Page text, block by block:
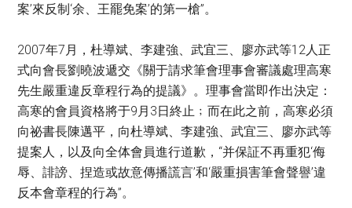
案’來反制‘余、王罷免案’的第一槍”。
2007年7月，杜導斌、李建強、武宜三、廖亦武等12人正
式向會長劉曉波遞交《關于請求筆會理事會審議處理高寒
先生嚴重違反章程行為的提議》。理事會當即作出決定：
高寒的會員資格將于9月3日終止﹔而在此之前，高寒必須
向祕書長陳邁平，向杜導斌、李建強、武宜三、廖亦武等
提案人，以及向全体會員進行道歉，“并保証不再重犯‘侮
辱、誹謗、捏造或故意傳播謊言’和‘嚴重損害筆會聲譽’違
反本會章程的行為”。